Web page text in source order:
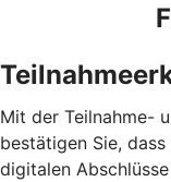
Mit der Teilnahme-
bestätigen Sie,
digitalen